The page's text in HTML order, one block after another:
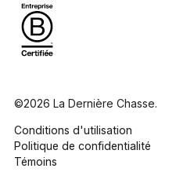
©2026 La Dernière Chasse.
Conditions d'utilisation
Politique de confidentialité
Témoins